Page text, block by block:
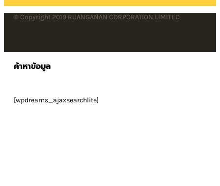
© Copyright 2019 RUANGANAN CORPORATION LIMITED
ค้าหาข้อมูล
[wpdreams_ajaxsearchlite]